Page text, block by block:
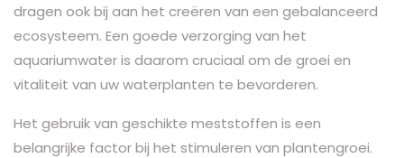
dragen ook bij aan het creëren van een gebalanceerd
ecosysteem. Een goede verzorging van het
aquariumwater is daarom cruciaal om de groei en
vitaliteit van uw waterplanten te bevorderen.
Het gebruik van geschikte meststoffen is een
belangrijke factor bij het stimuleren van plantengroei.